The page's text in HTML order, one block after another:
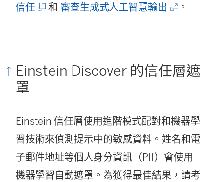
信任(
新
窗
開
啟
)
和 審查生成式人工智慧輸出 (
新
窗
開
啟
)
。
Einstein Discover 的信任層遮
罩
Einstein 信任層使用進階模式配對和機器學
習技術來偵測提示中的敏感資料。姓名和電
子郵件地址等個人身分資訊（PII）會使用
機器學習自動遮罩。為獲得最佳結果，請考